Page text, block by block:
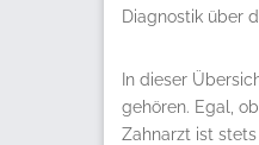
Diagnostik über
In dieser
gehören. Egal,
Zahnarzt ist